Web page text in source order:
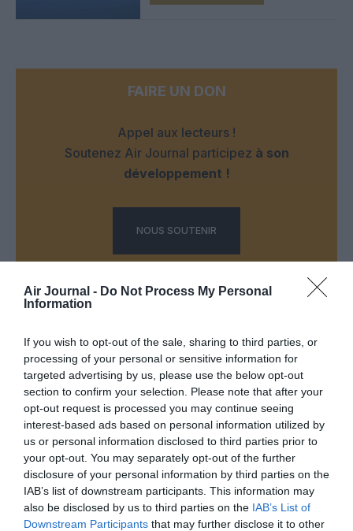
Air Journal - Do Not Process My Personal
Information
If you wish to opt-out of the sale, sharing to third parties, or
processing of your personal or sensitive information for
targeted advertising by us, please use the below opt-out
section to confirm your selection. Please note that after your
opt-out request is processed you may continue seeing
interest-based ads based on personal information utilized by
us or personal information disclosed to third parties prior to
your opt-out. You may separately opt-out of the further
disclosure of your personal information by third parties on the
IAB’s list of downstream participants. This information may
also be disclosed by us to third parties on the IAB’s List of
Downstream Participants that may further disclose it to other
FAIRE UN DON
Appel aux lecteurs !
Soutenez Air Journal participez à son
développement !
NOUS SOUTENIR
DERNIERS COMMENTAIRES
Davea commenté l'article :
Flynas ouvre une ligne directe entre Médine et
Bruxelles
Ah Bon ?a commenté l'article :